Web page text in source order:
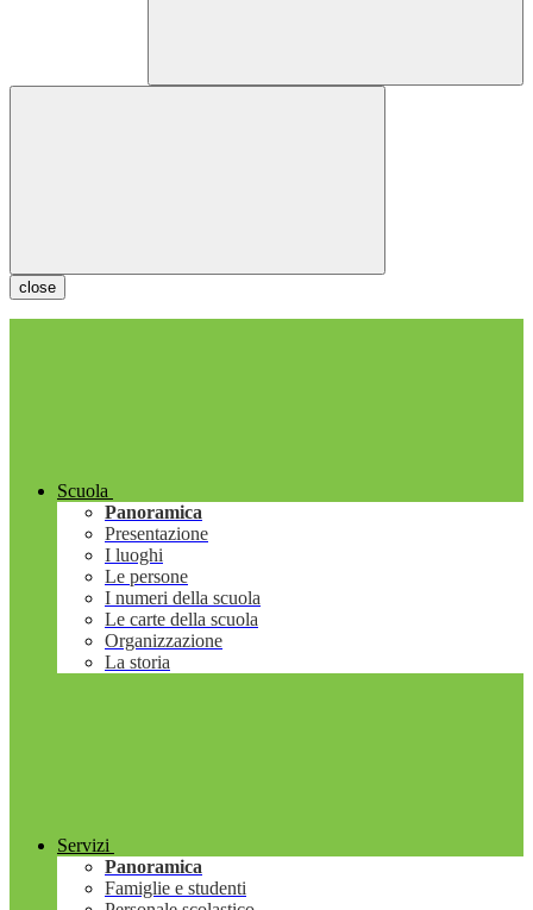
close
Scuola
Panoramica
Presentazione
I luoghi
Le persone
I numeri della scuola
Le carte della scuola
Organizzazione
La storia
Servizi
Panoramica
Famiglie e studenti